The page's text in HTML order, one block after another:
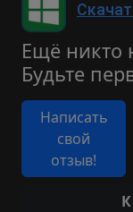
Ещё никто
Будьте
Написать
свой
отзыв!